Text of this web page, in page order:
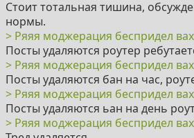
Стоит тотальная тишина,
нормы.
> Ряяя моджерация беспридел
Посты удаляются роутер
> Ряяя моджерация беспридел
Посты удаляются бан на час,
> Ряяя моджерация беспридел
Посты удаляются ьан на день
> Ряяя моджерация беспридел